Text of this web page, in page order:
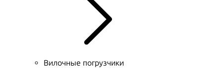
Вилочные погрузчики